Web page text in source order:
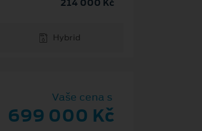
214 000 Kč
Hybrid
Vaše cena s
699 000 Kč